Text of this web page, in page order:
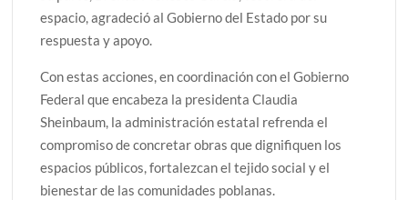
espacio, agradeció al Gobierno del Estado por su
respuesta y apoyo.
Con estas acciones, en coordinación con el Gobierno
Federal que encabeza la presidenta Claudia
Sheinbaum, la administración estatal refrenda el
compromiso de concretar obras que dignifiquen los
espacios públicos, fortalezcan el tejido social y el
bienestar de las comunidades poblanas.